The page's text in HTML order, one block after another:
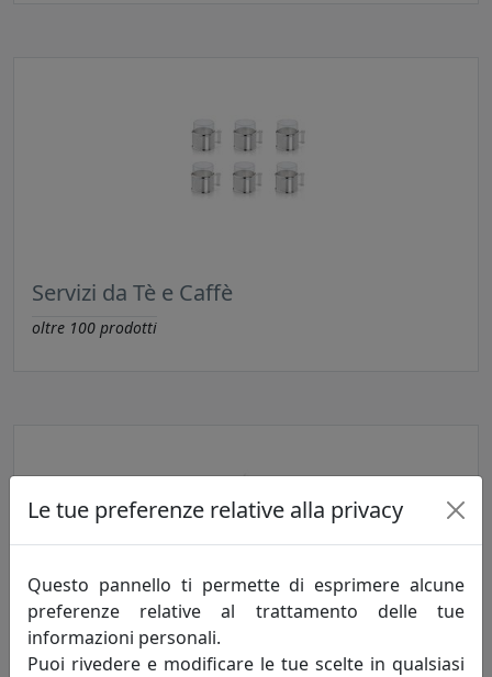
Servizi da Tè e Caffè
oltre 100 prodotti
Contenitori e dispenser
Le tue preferenze relative alla privacy
Questo pannello ti permette di esprimere alcune
preferenze relative al trattamento delle tue
informazioni personali.
Puoi rivedere e modificare le tue scelte in qualsiasi